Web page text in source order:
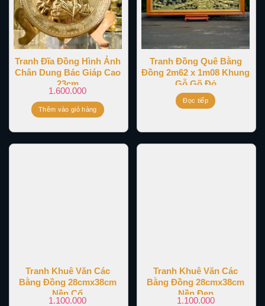
Tranh Đĩa Đồng Hình Ảnh
Chân Dung Bác Giáp Cao
23cm
1.600.000
Thêm vào giỏ hàng
Tranh Đồng Quê Bằng
Đồng 2m62 x 1m08 Khung
Gỗ Gõ Đỏ
Đọc tiếp
Tranh Khuê Văn Các
Bằng Đồng 28cmx38cm
Nền Cổ
1.100.000
Tranh Khuê Văn Các
Bằng Đồng 28cmx38cm
Nền Đen
1.100.000